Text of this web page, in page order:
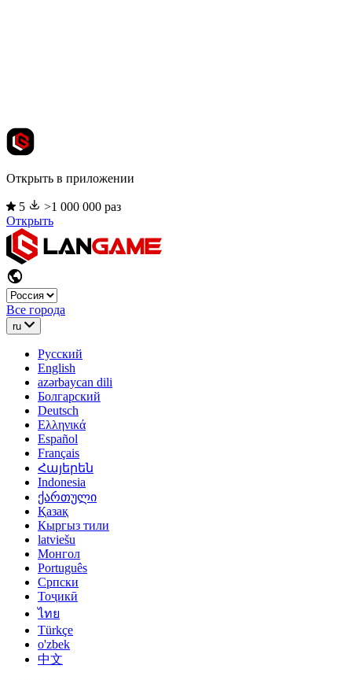
Открыть в приложении
5
>1 000 000 раз
Открыть
Все города
ru
Русский
English
azərbaycan dili
Болгарский
Deutsch
Ελληνικά
Español
Français
Հայերեն
Indonesia
ქართული
Қазақ
Кыргыз тили
latviešu
Монгол
Português
Српски
Тоҷикӣ
ไทย
Türkçe
o'zbek
中文